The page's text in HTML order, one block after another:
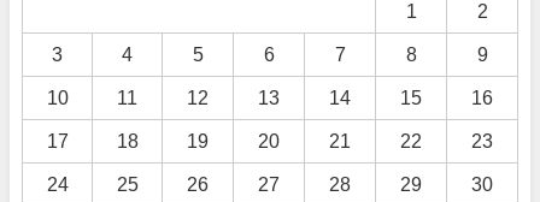
1 2
3 4 5 6 7 8 9
10 11 12 13 14 15 16
17 18 19 20 21 22 23
24 25 26 27 28 29 30